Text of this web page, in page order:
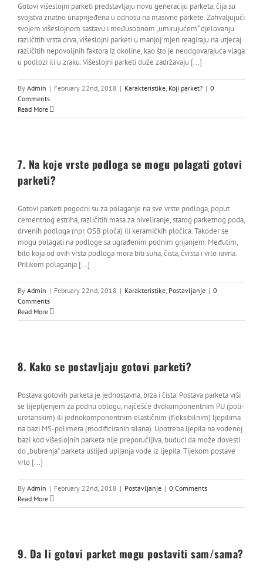
Gotovi višeslojni parketi predstavljaju novu generaciju parketa, čija su
svojstva znatno unaprijeđena u odnosu na masivne parkete. Zahvaljujući
svojem višeslojnom sastavu i međusobnom „umirujućem“ djelovanju
različitih vrsta drva, višeslojni parketi u manjoj mjeri reagiraju na utjecaj
različitih nepovoljnih faktora iz okoline, kao što je neodgovarajuća vlaga
u podlozi ili u zraku. Višeslojni parketi duže zadržavaju [...]
By Admin | February 22nd, 2018 | Karakteristike Koji parket? | 0
Comments
Read More
7. Na koje vrste podloga se mogu polagati gotovi
parketi?
Gotovi parketi pogodni su za polaganje na sve vrste podloga, poput
cementnog estriha, različitih masa za niveliranje, starog parketnog poda,
drvenih podloga (npr. OSB ploča) ili keramičkih pločica. Također se
mogu polagati na podloge sa ugrađenim podnim grijanjem. Međutim,
bilo koja od ovih vrsta podloga mora biti suha, čista, čvrsta i vrlo ravna.
Prilikom polaganja [...]
By Admin | February 22nd, 2018 | Karakteristike Postavljanje | 0
Comments
Read More
8. Kako se postavljaju gotovi parketi?
Postava gotovih parketa je jednostavna, brza i čista. Postava parketa vrši
se lijepljenjem za podnu oblogu, najčešće dvokomponentnim PU (poli-
uretanskim) ili jednokomponentnim elastičnim (fleksibilnim) ljepilima
na bazi MS-polimera (modificiranih silana). Upotreba ljepila na vodenoj
bazi kod višeslojnih parketa nije preporučljiva, budući da može dovesti
do „bubrenja“ parketa uslijed upijanja vode iz ljepila. Tijekom postave
vrlo [...]
By Admin | February 22nd, 2018 | Postavljanje | 0 Comments
Read More
9. Da li gotovi parket mogu postaviti sam/sama?